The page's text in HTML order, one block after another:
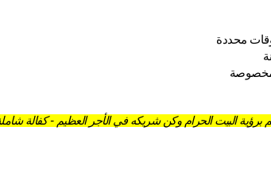
محددة
مخصوصة
البيت الحرام وكن شريكه في الأجر العظيم - كفالة